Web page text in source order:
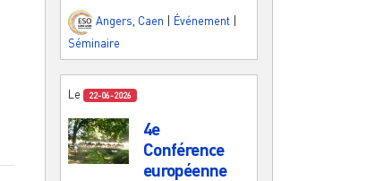
Angers Caen Événement
Séminaire
Le 22-06-2026
4e
Conférence
européenne